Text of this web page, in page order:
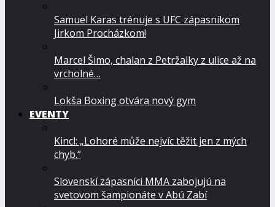
Samuel Karas trénuje s UFC zápasníkom
Jirkom Procházkom!
Marcel Šimo, chalan z Petržalky z ulice až na
vrcholné…
Lokša Boxing otvára nový gym
EVENTY
Kincl: „Lohoré může nejvíc těžit jen z mých
chyb.“
Slovenskí zápasníci MMA zabojujú na
svetovom šampionáte v Abú Zabí